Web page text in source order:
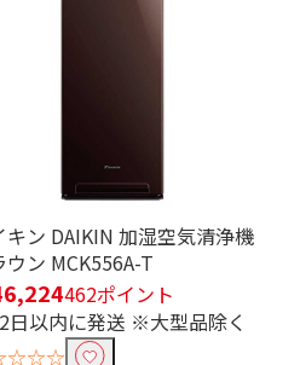
キン DAIKIN 加湿空気清浄機
ウン MCK556A-T
462ポイント
日以内に発送 ※大型品除く